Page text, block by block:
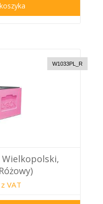
W1033PL_R
Wielkopolski,
z VAT